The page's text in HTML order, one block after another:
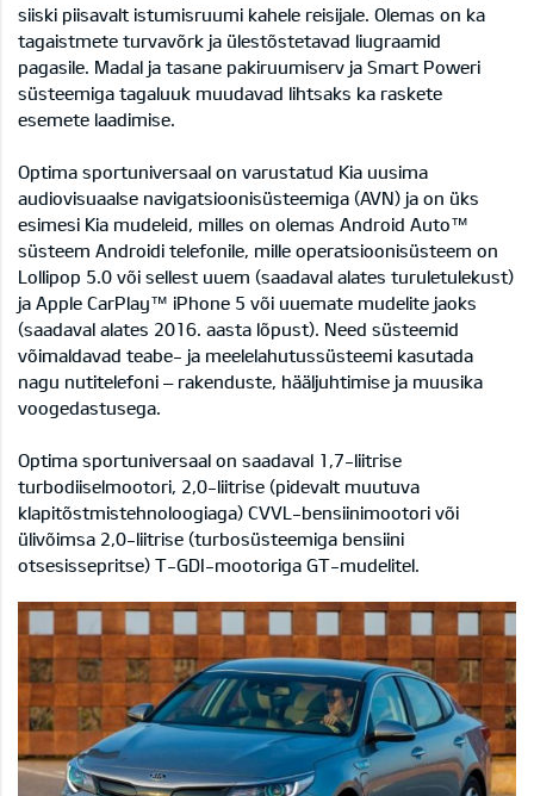
siiski piisavalt istumisruumi kahele reisijale. Olemas on ka
tagaistmete turvavõrk ja ülestõstetavad liugraamid
pagasile. Madal ja tasane pakiruumiserv ja Smart Poweri
süsteemiga tagaluuk muudavad lihtsaks ka raskete
esemete laadimise.
Optima sportuniversaal on varustatud Kia uusima
audiovisuaalse navigatsioonisüsteemiga (AVN) ja on üks
esimesi Kia mudeleid, milles on olemas Android Auto™
süsteem Androidi telefonile, mille operatsioonisüsteem on
Lollipop 5.0 või sellest uuem (saadaval alates turuletulekust)
ja Apple CarPlay™ iPhone 5 või uuemate mudelite jaoks
(saadaval alates 2016. aasta lõpust). Need süsteemid
võimaldavad teabe- ja meelelahutussüsteemi kasutada
nagu nutitelefoni – rakenduste, hääljuhtimise ja muusika
voogedastusega.
Optima sportuniversaal on saadaval 1,7-liitrise
turbodiiselmootori, 2,0-liitrise (pidevalt muutuva
klapitõstmistehnoloogiaga) CVVL-bensiinimootori või
ülivõimsa 2,0-liitrise (turbosüsteemiga bensiini
otsesissepritse) T-GDI-mootoriga GT-mudelitel.